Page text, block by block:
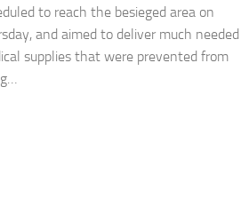
to reach the besieged area on
and aimed to deliver much needed
supplies that were prevented from